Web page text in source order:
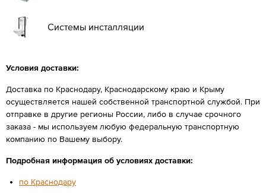
Системы инсталляции
Условия доставки:
Доставка по Краснодару, Краснодарскому краю и Крыму
осуществляется нашей собственной транспортной службой. При
отправке в другие регионы России, либо в случае срочного
заказа - мы используем любую федеральную транспортную
компанию по Вашему выбору.
Подробная информация об условиях доставки:
по Краснодару